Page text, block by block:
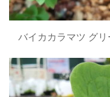
バイカカラマツ グ